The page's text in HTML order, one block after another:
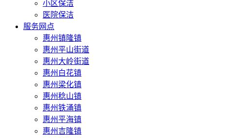
小区保洁
医院保洁
服务网点
惠州镇隆镇
惠州平山街道
惠州大岭街道
惠州白花镇
惠州梁化镇
惠州稔山镇
惠州铁涌镇
惠州平海镇
惠州吉隆镇